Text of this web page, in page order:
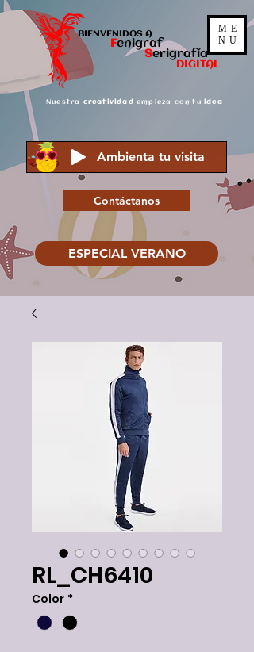
BIENVENIDOS A
Fenigraf
Serigrafía
DIGITAL
Nuestra creatividad empieza con tu idea
Ambienta tu visita
Contáctanos
ESPECIAL VERANO
ME
NU
RL_CH6410
Color *